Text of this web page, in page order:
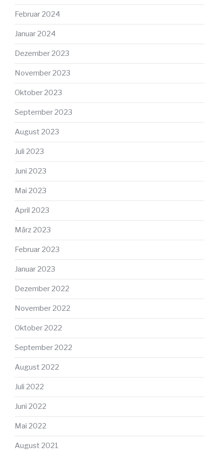
Februar 2024
Januar 2024
Dezember 2023
November 2023
Oktober 2023
September 2023
August 2023
Juli 2023
Juni 2023
Mai 2023
April 2023
März 2023
Februar 2023
Januar 2023
Dezember 2022
November 2022
Oktober 2022
September 2022
August 2022
Juli 2022
Juni 2022
Mai 2022
August 2021